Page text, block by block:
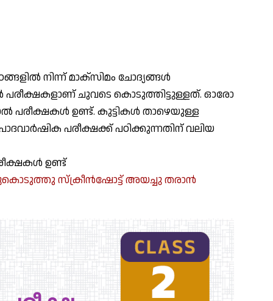
നിന്ന് മാക്സിമം ചോദ്യങ്ങൾ
ചുവടെ കൊടുത്തിട്ടുള്ളത്. ഓരോ
പരീക്ഷകൾ ഉണ്ട്. കുട്ടികൾ താഴെയുള്ള
പരീക്ഷക്ക് പഠിക്കുന്നതിന് വലിയ
ഉണ്ട്
സ്ക്രീൻഷോട്ട് അയച്ചു തരാൻ